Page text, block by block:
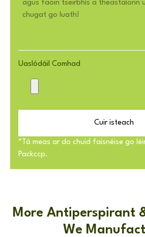
Uaslódáil Comhad
Cuir isteach
*Tá meas ar do chuid faisnéise go
Packccp.
More Antiperspirant
We